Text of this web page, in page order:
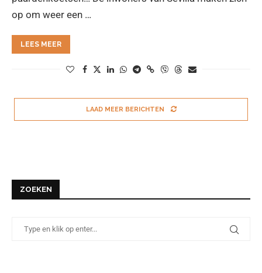
op om weer een …
LEES MEER
LAAD MEER BERICHTEN
ZOEKEN